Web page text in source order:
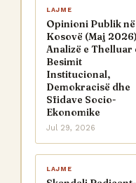
LAJME
Opinioni Publik në
Kosovë (Maj
Analizë e Thelluar
Besimit
Institucional,
Demokracisë dhe
Sfidave Socio-
Ekonomike
Jul 29, 2026
LAJME